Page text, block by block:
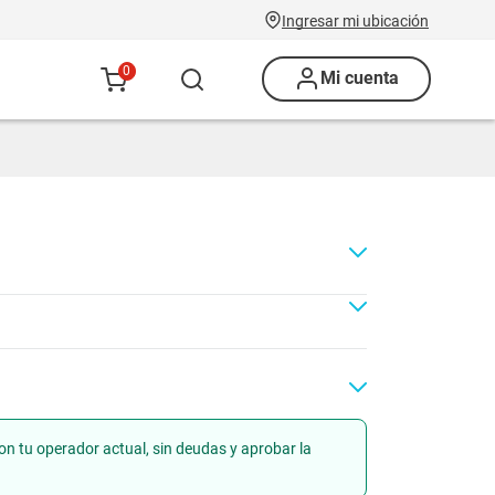
Ingresar mi ubicación
0 Mi cuenta
Renovación
tu operador actual, sin deudas y aprobar la